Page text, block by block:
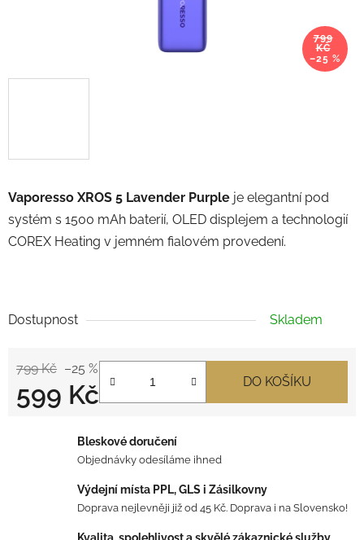
Vaporesso XROS 5 Lavender Purple je elegantní pod
systém s 1500 mAh baterií, OLED displejem a technologií
COREX Heating v jemném fialovém provedení.
Dostupnost Skladem
799 Kč –25 %
599 Kč DO KOŠÍKU
799
KČ
–25 %
Bleskové doručení
Objednávky odesíláme ihned
Výdejní místa PPL, GLS i Zásilkovny
Doprava nejlevněji již od 45 Kč. Doprava i na Slovensko!
Kvalita, spolehlivost a skvělé zákaznické služby